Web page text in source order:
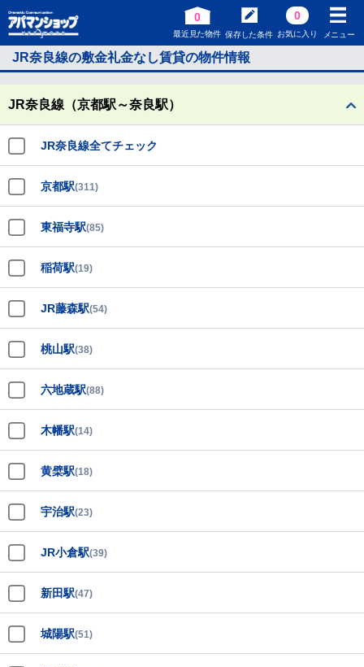
0
最近見た物件 保存した条件
0
お気に入り メニュー
JR奈良線の敷金礼金なし賃貸の物件情報
JR奈良線（京都駅～奈良駅）
JR奈良線全てチェック
京都駅(311)
東福寺駅(85)
稲荷駅(19)
JR藤森駅(54)
桃山駅(38)
六地蔵駅(88)
木幡駅(14)
黄檗駅(18)
宇治駅(23)
JR小倉駅(39)
新田駅(47)
城陽駅(51)